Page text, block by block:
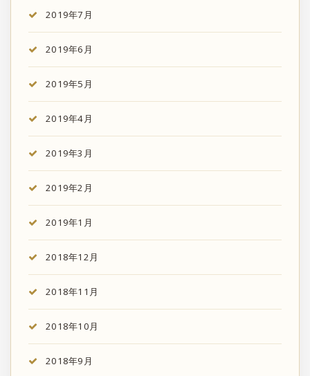
2019年7月
2019年6月
2019年5月
2019年4月
2019年3月
2019年2月
2019年1月
2018年12月
2018年11月
2018年10月
2018年9月